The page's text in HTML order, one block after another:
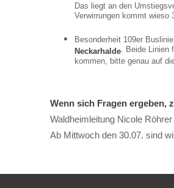
Das liegt an den
Verwirrungen kommt
Besonderheit 109er
Neckarhalde. Beide Linien
kommen, bitte genau auf
Wenn sich Fragen ergeben,
Waldheimleitung Nicole
Ab Mittwoch den 30.07. sind